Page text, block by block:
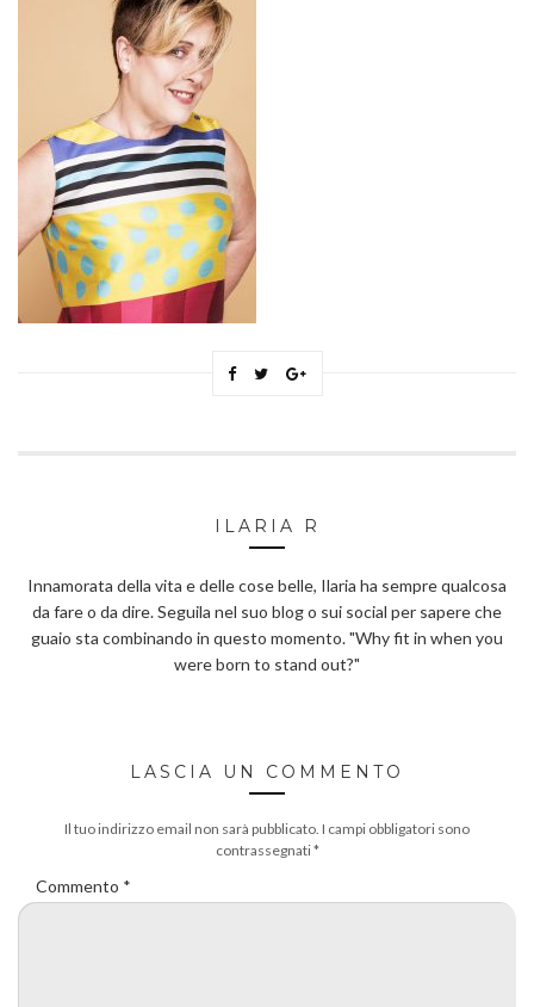
ILARIA R
Innamorata della vita e delle cose belle, Ilaria ha sempre qualcosa
da fare o da dire. Seguila nel suo blog o sui social per sapere che
guaio sta combinando in questo momento. "Why fit in when you
were born to stand out?"
LASCIA UN COMMENTO
Il tuo indirizzo email non sarà pubblicato. I campi obbligatori sono
contrassegnati*
Commento *